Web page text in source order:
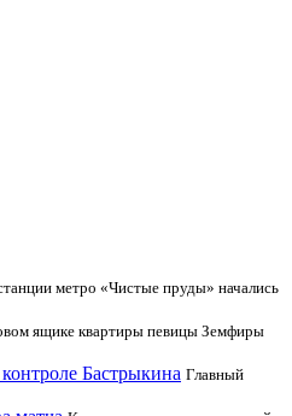
метро «Чистые пруды» начались
ящике квартиры певицы Земфиры
Бастрыкина Главный